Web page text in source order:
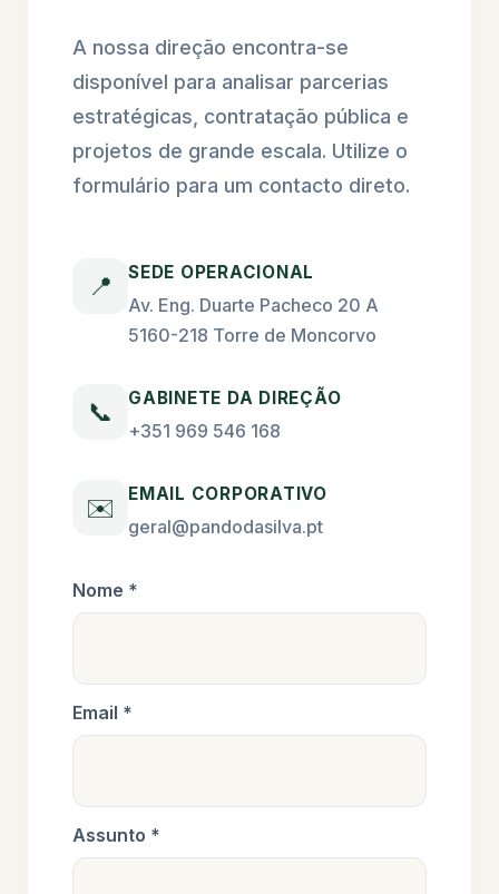
A nossa direção encontra-se
disponível para analisar parcerias
estratégicas, contratação pública e
projetos de grande escala. Utilize o
formulário para um contacto direto.
📍 SEDE OPERACIONAL
Av. Eng. Duarte Pacheco 20 A
5160-218 Torre de Moncorvo
📞 GABINETE DA DIREÇÃO
+351 969 546 168
✉️ EMAIL CORPORATIVO
geral@pandodasilva.pt
Nome *
Email *
Assunto *